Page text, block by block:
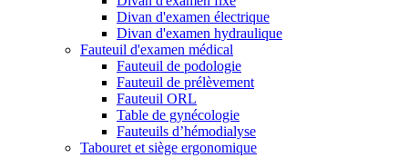
Divan d'examen électrique
Divan d'examen hydraulique
Fauteuil d'examen médical
Fauteuil de podologie
Fauteuil de prélèvement
Fauteuil ORL
Table de gynécologie
Fauteuils d’hémodialyse
Tabouret et siège ergonomique